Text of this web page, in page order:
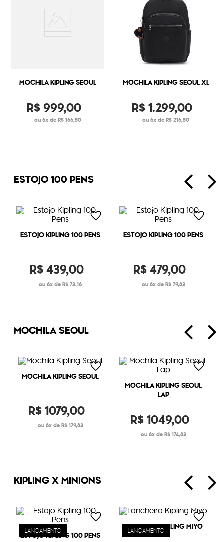
MOCHILA KIPLING SEOUL
R$999,00
ou 6x de R$ 166,50
MOCHILA KIPLING SEOUL XL
R$1.299,00
ou 6x de R$ 216,50
ESTOJO 100 PENS
ESTOJO KIPLING 100 PENS
R$439,00
6 R$73,16
ESTOJO KIPLING 100 PENS
R$479,00
6 R$ 79,83
MOCHILA SEOUL
MOCHILA KIPLING SEOUL
R$1079,00
6 R$ 179,83
MOCHILA KIPLING SEOUL
LAP
R$1049,00
6 R$ 174,83
KIPLING X MINIONS
LANÇAMENTO
ESTOJO KIPLING 100 PENS LANÇAMENTO
LANCHEIRA KIPLING MIYO